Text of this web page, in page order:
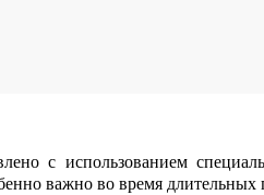
с использованием
важно во время длительных